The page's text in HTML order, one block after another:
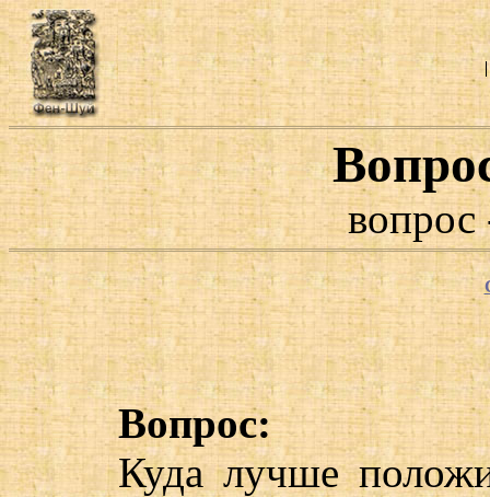
Вопрос:
Куда лучше